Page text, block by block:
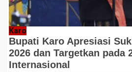
Karo
Bupati Karo Apresiasi
2026 dan Targetkan pada
Internasional